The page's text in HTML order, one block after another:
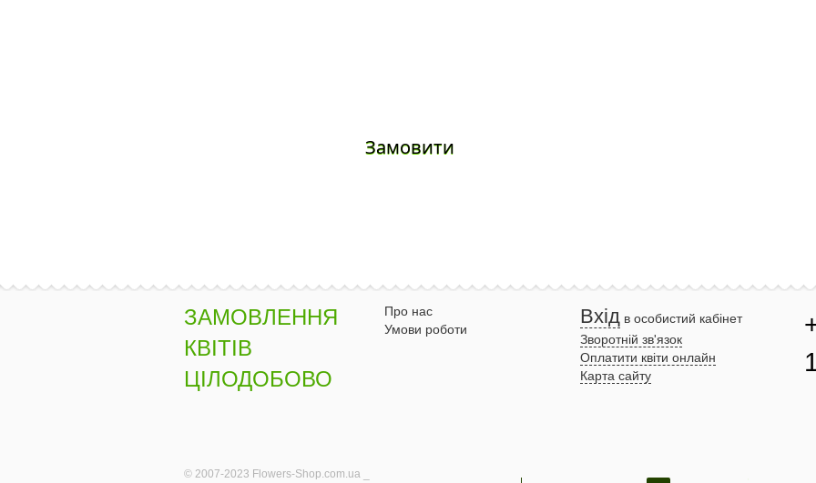
Замовити
ЗАМОВЛЕННЯ
КВІТІВ
ЦІЛОДОБОВО
© 2007-2023 Flowers-Shop.com.ua _
Про нас
Умови роботи
Вхід в особистий кабінет
Зворотній зв'язок
Оплатити квіти онлайн
Карта сайту